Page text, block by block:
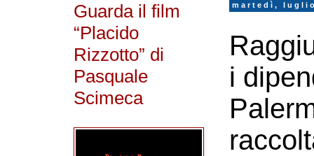
martedì,
i
Guarda il film
“Placido
Rizzotto” di
Pasquale
Scimeca